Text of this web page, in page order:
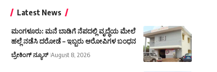
Latest News
ಮಂಗಳೂರು: ಮನೆ ಬಾಡಿಗೆ ನೆಪದಲ್ಲಿ ವೃದ್ಧೆಯ ಮೇಲೆ
ಹಲ್ಲೆ ನಡೆಸಿ ದರೋಡೆ – ಇಬ್ಬರು ಆರೋಪಿಗಳ ಬಂಧನ
ಬ್ರೇಕಿಂಗ್ ನ್ಯೂಸ್ August 8, 2026